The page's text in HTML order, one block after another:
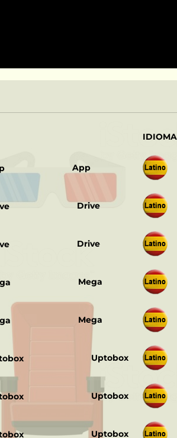
IDIOMA
App
Drive
Drive
Mega
Mega
Uptobox
Uptobox
Uptobox